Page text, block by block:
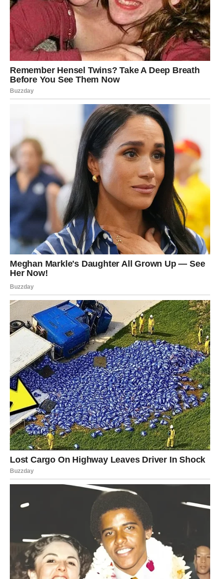
PREUZMITE BESPLATNO!
⋆ KNJIGA SA RECEPTIMA ⋆
Upiši svoj email i preuzmi BESPLATNU
knjigu s receptima! Uživaj u jednostavnim
i ukusnim jelima koja će osvojiti tvoje
Jednim klikom preuzmi knjigu s najboljim
receptima!